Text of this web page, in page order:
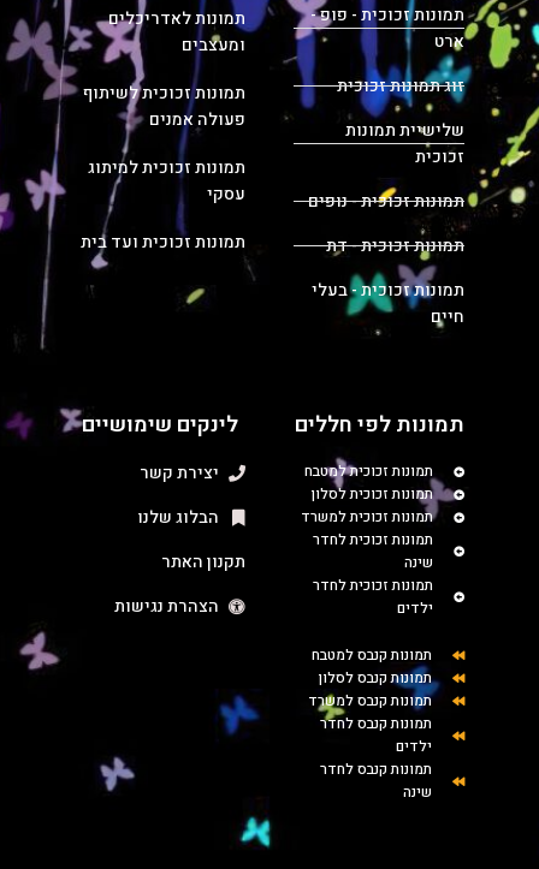
תמונות זכוכית - פופ -
ארט
זוג תמונות זכוכית
שלישיית תמונות
זכוכית
תמונות זכוכית - נופים
תמונות זכוכית - דת
תמונות זכוכית - בעלי
חיים
תמונות לאדריכלים
ומעצבים
תמונות זכוכית לשיתוף
פעולה אמנים
תמונות זכוכית למיתוג
עסקי
תמונות זכוכית ועד בית
תמונות לפי חללים
תמונות זכוכית למטבח
תמונות זכוכית לסלון
תמונות זכוכית למשרד
תמונות זכוכית לחדר
שינה
תמונות זכוכית לחדר
ילדים
תמונות קנבס למטבח
תמונות קנבס לסלון
תמונות קנבס למשרד
תמונות קנבס לחדר
ילדים
תמונות קנבס לחדר
שינה
לינקים שימושיים
יצירת קשר
הבלוג שלנו
תקנון האתר
הצהרת נגישות